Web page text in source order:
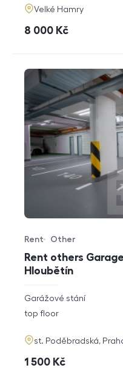
adresa
Velké Hamry
cena
8 000 Kč
Rent others
Hloubětín
Offer type
Rent
Property type
Other
rozměry
disposition
Garážové stání
funkce
top floor
adresa
st. Poděbradská,
cena
1 500 Kč